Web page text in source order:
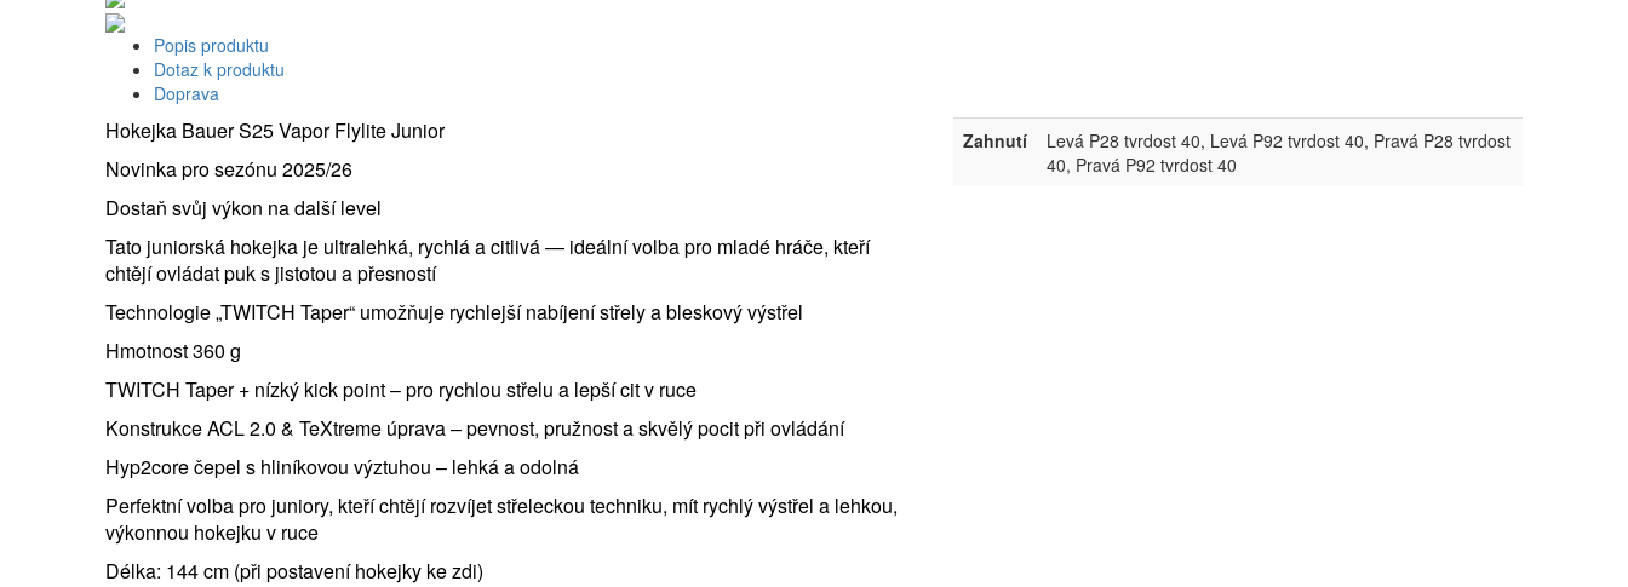
Popis produktu
Dotaz k produktu
Doprava
Hokejka Bauer S25 Vapor Flylite Junior
Novinka pro sezónu 2025/26
Dostaň svůj výkon na další level
Tato juniorská hokejka je ultralehká, rychlá a citlivá — ideální volba pro mladé hráče, kteří
chtějí ovládat puk s jistotou a přesností
Technologie „TWITCH Taper“ umožňuje rychlejší nabíjení střely a bleskový výstřel
Hmotnost 360 g
TWITCH Taper + nízký kick point – pro rychlou střelu a lepší cit v ruce
Konstrukce ACL 2.0 & TeXtreme úprava – pevnost, pružnost a skvělý pocit při ovládání
Hyp2core čepel s hliníkovou výztuhou – lehká a odolná
Perfektní volba pro juniory, kteří chtějí rozvíjet střeleckou techniku, mít rychlý výstřel a lehkou,
výkonnou hokejku v ruce
Délka: 144 cm (při postavení hokejky ke zdi)
Zahnutí
Levá P28 tvrdost 40, Levá P92 tvrdost 40, Pravá P28 tvrdost
40, Pravá P92 tvrdost 40